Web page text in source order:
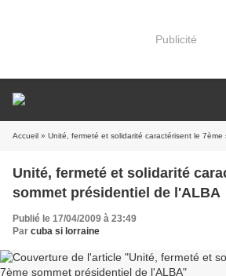
Publicité
Accueil » Unité, fermeté et solidarité caractérisent le
Unité, fermeté et solidarité
sommet présidentiel de l'ALBA
Publié le 17/04/2009 à 23:49
Par cuba si lorraine